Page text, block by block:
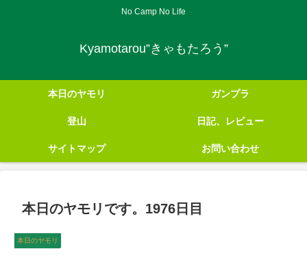
No Camp No Life
Kyamotarou”きゃもたろう”
本日のヤモリ ガンプラ
登山 日記、レビュー
サイトマップ お問い合わせ
本日のヤモリです。1976日目
本日のヤモリ